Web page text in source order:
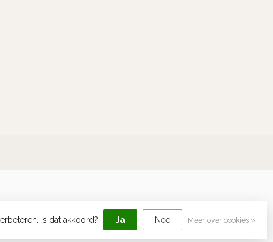
Is dat akkoord? Ja Nee Meer over cookies »